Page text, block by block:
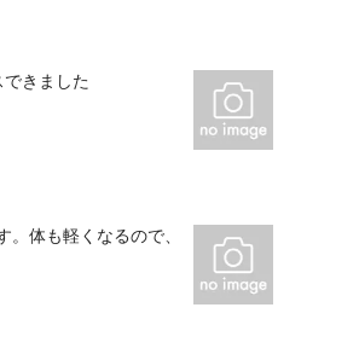
きました
体も軽くなるので、